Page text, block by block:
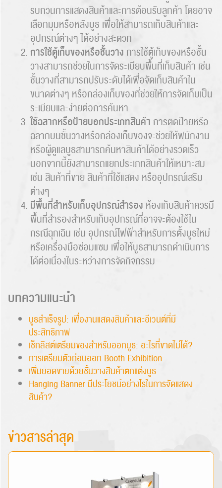
Search
for:
รบกวนการแสดงสินค้าและการต้อนรับลูกค้า โดยอาจ
เลือกมุมหรือหลังบูธ เพื่อให้สามารถเก็บสินค้าและ
อุปกรณ์ต่างๆ ได้อย่างสะดวก
การใช้ตู้เก็บของหรือชั้นวาง การใช้ตู้เก็บของหรือชั้น
วางสามารถช่วยในการจัดระเบียบพื้นที่เก็บสินค้า เช่น
ชั้นวางที่สามารถปรับระดับได้เพื่อจัดเก็บสินค้าใน
ขนาดต่างๆ หรือกล่องเก็บของที่ช่วยให้การจัดเก็บเป็น
ระเบียบและง่ายต่อการค้นหา
ใช้ฉลากหรือป้ายบอกประเภทสินค้า การติดป้ายหรือ
ฉลากบนชั้นวางหรือกล่องเก็บของจะช่วยให้พนักงาน
หรือผู้ดูแลบูธสามารถค้นหาสินค้าได้อย่างรวดเร็ว
นอกจากนี้ยังสามารถแยกประเภทสินค้าให้เหมาะสม
เช่น สินค้าที่ขาย สินค้าที่ใช้แสดง หรืออุปกรณ์เสริม
ต่างๆ
มีพื้นที่สำหรับเก็บอุปกรณ์สำรอง ห้องเก็บสินค้าควรมี
พื้นที่สำรองสำหรับเก็บอุปกรณ์ที่อาจจะต้องใช้ใน
กรณีฉุกเฉิน เช่น อุปกรณ์ไฟฟ้าสำหรับการตั้งบูธใหม่
หรือเครื่องมือซ่อมแซม เพื่อให้บูธสามารถดำเนินการ
ได้ต่อเนื่องในระหว่างการจัดกิจกรรม
บทความแนะนำ
บูธสำเร็จรูป: เพื่องานแสดงสินค้าและอีเวนต์ที่มี
ประสิทธิภาพ
เช็กลิสต์เตรียมของสำหรับออกบูธ: อะไรที่ขาดไม่ได้?
การเตรียมตัวก่อนออก Booth Exhibition
เพิ่มยอดขายด้วยชั้นวางสินค้าตกแต่งบูธ
Hanging Banner มีประโยชน์อย่างไรในการจัดแสดง
สินค้า?
ข่าวสารล่าสุด